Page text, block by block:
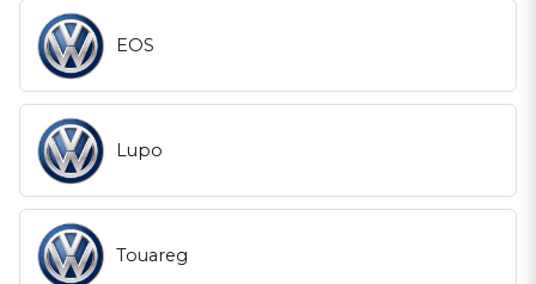
EOS
Lupo
Touareg